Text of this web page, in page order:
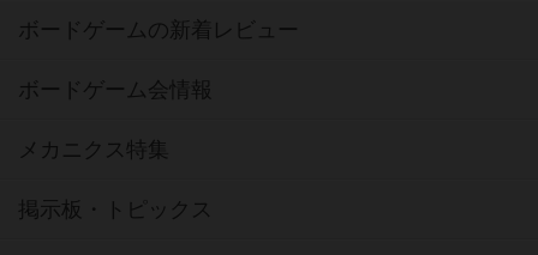
ボードゲームの新着レビュー
ボードゲーム会情報
メカニクス特集
掲示板・トピックス